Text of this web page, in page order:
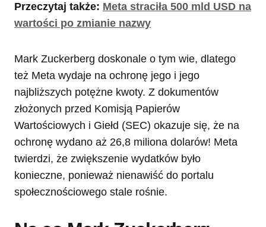
Przeczytaj także: Meta straciła 500 mld USD na
wartości po zmianie nazwy
Mark Zuckerberg doskonale o tym wie, dlatego
też Meta wydaje na ochronę jego i jego
najbliższych potężne kwoty. Z dokumentów
złożonych przed Komisją Papierów
Wartościowych i Giełd (SEC) okazuje się, że na
ochronę wydano aż 26,8 miliona dolarów! Meta
twierdzi, że zwiększenie wydatków było
konieczne, ponieważ nienawiść do portalu
społecznościowego stale rośnie.